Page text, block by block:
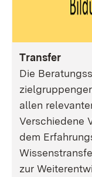
Transfer
Die
allen
Verschiedene
dem
zur